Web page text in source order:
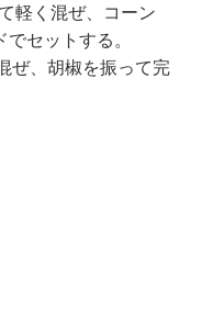
軽く混ぜ、コーン
セットする。
ぜ、胡椒を振って完